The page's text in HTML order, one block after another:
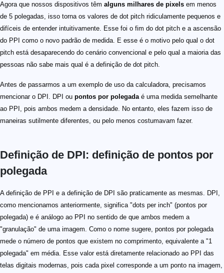
Agora que nossos dispositivos têm alguns milhares de pixels em menos
de 5 polegadas, isso torna os valores de dot pitch ridiculamente pequenos e
difíceis de entender intuitivamente. Esse foi o fim do dot pitch e a ascensão
do PPI como o novo padrão de medida. E esse é o motivo pelo qual o dot
pitch está desaparecendo do cenário convencional e pelo qual a maioria das
pessoas não sabe mais qual é a definição de dot pitch.
Antes de passarmos a um exemplo de uso da calculadora, precisamos
mencionar o DPI. DPI ou pontos por polegadaé uma medida semelhante
ao PPI, pois ambos medem a densidade. No entanto, eles fazem isso de
maneiras sutilmente diferentes, ou pelo menos costumavam fazer.
Definição de DPI: definição de pontos por
polegada
A definição de PPI e a definição de DPI são praticamente as mesmas. DPI,
como mencionamos anteriormente, significa "dots per inch" (pontos por
polegada) e é análogo ao PPI no sentido de que ambos medem a
"granulação" de uma imagem. Como o nome sugere, pontos por polegada
mede o número de pontos que existem no comprimento, equivalente a "1
polegada" em média. Esse valor está diretamente relacionado ao PPI das
telas digitais modernas, pois cada pixel corresponde a um ponto na imagem,